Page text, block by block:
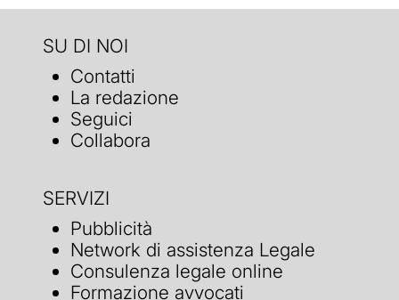
SU DI NOI
Contatti
La redazione
Seguici
Collabora
SERVIZI
Pubblicità
Network di assistenza Legale
Consulenza legale online
Formazione avvocati